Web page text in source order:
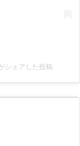
シェアした投稿